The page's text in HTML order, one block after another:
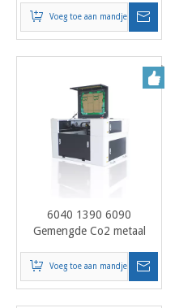
1390 1310
Lasersnijmachine Prijs
Voeg toe aan mandje
6040 1390 6090
Gemengde Co2 metaal
lasersnijmachine voor
metalen plaat en niet-
Voeg toe aan mandje